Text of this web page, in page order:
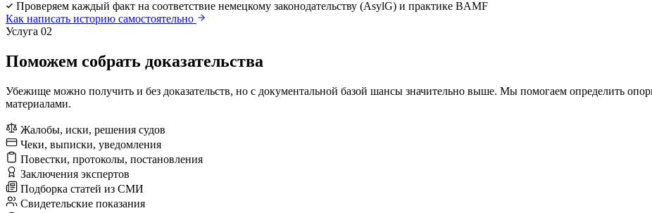
Проверяем каждый факт на соответствие немецкому законодательству (AsylG) и практике BAMF
Как написать историю самостоятельно
Услуга 02
Поможем собрать доказательства
Убежище можно получить и без доказательств, но с документальной базой шансы значительно выше. Мы помогаем определить
материалами.
Жалобы, иски, решения судов
Чеки, выписки, уведомления
Повестки, протоколы, постановления
Заключения экспертов
Подборка статей из СМИ
Свидетельские показания